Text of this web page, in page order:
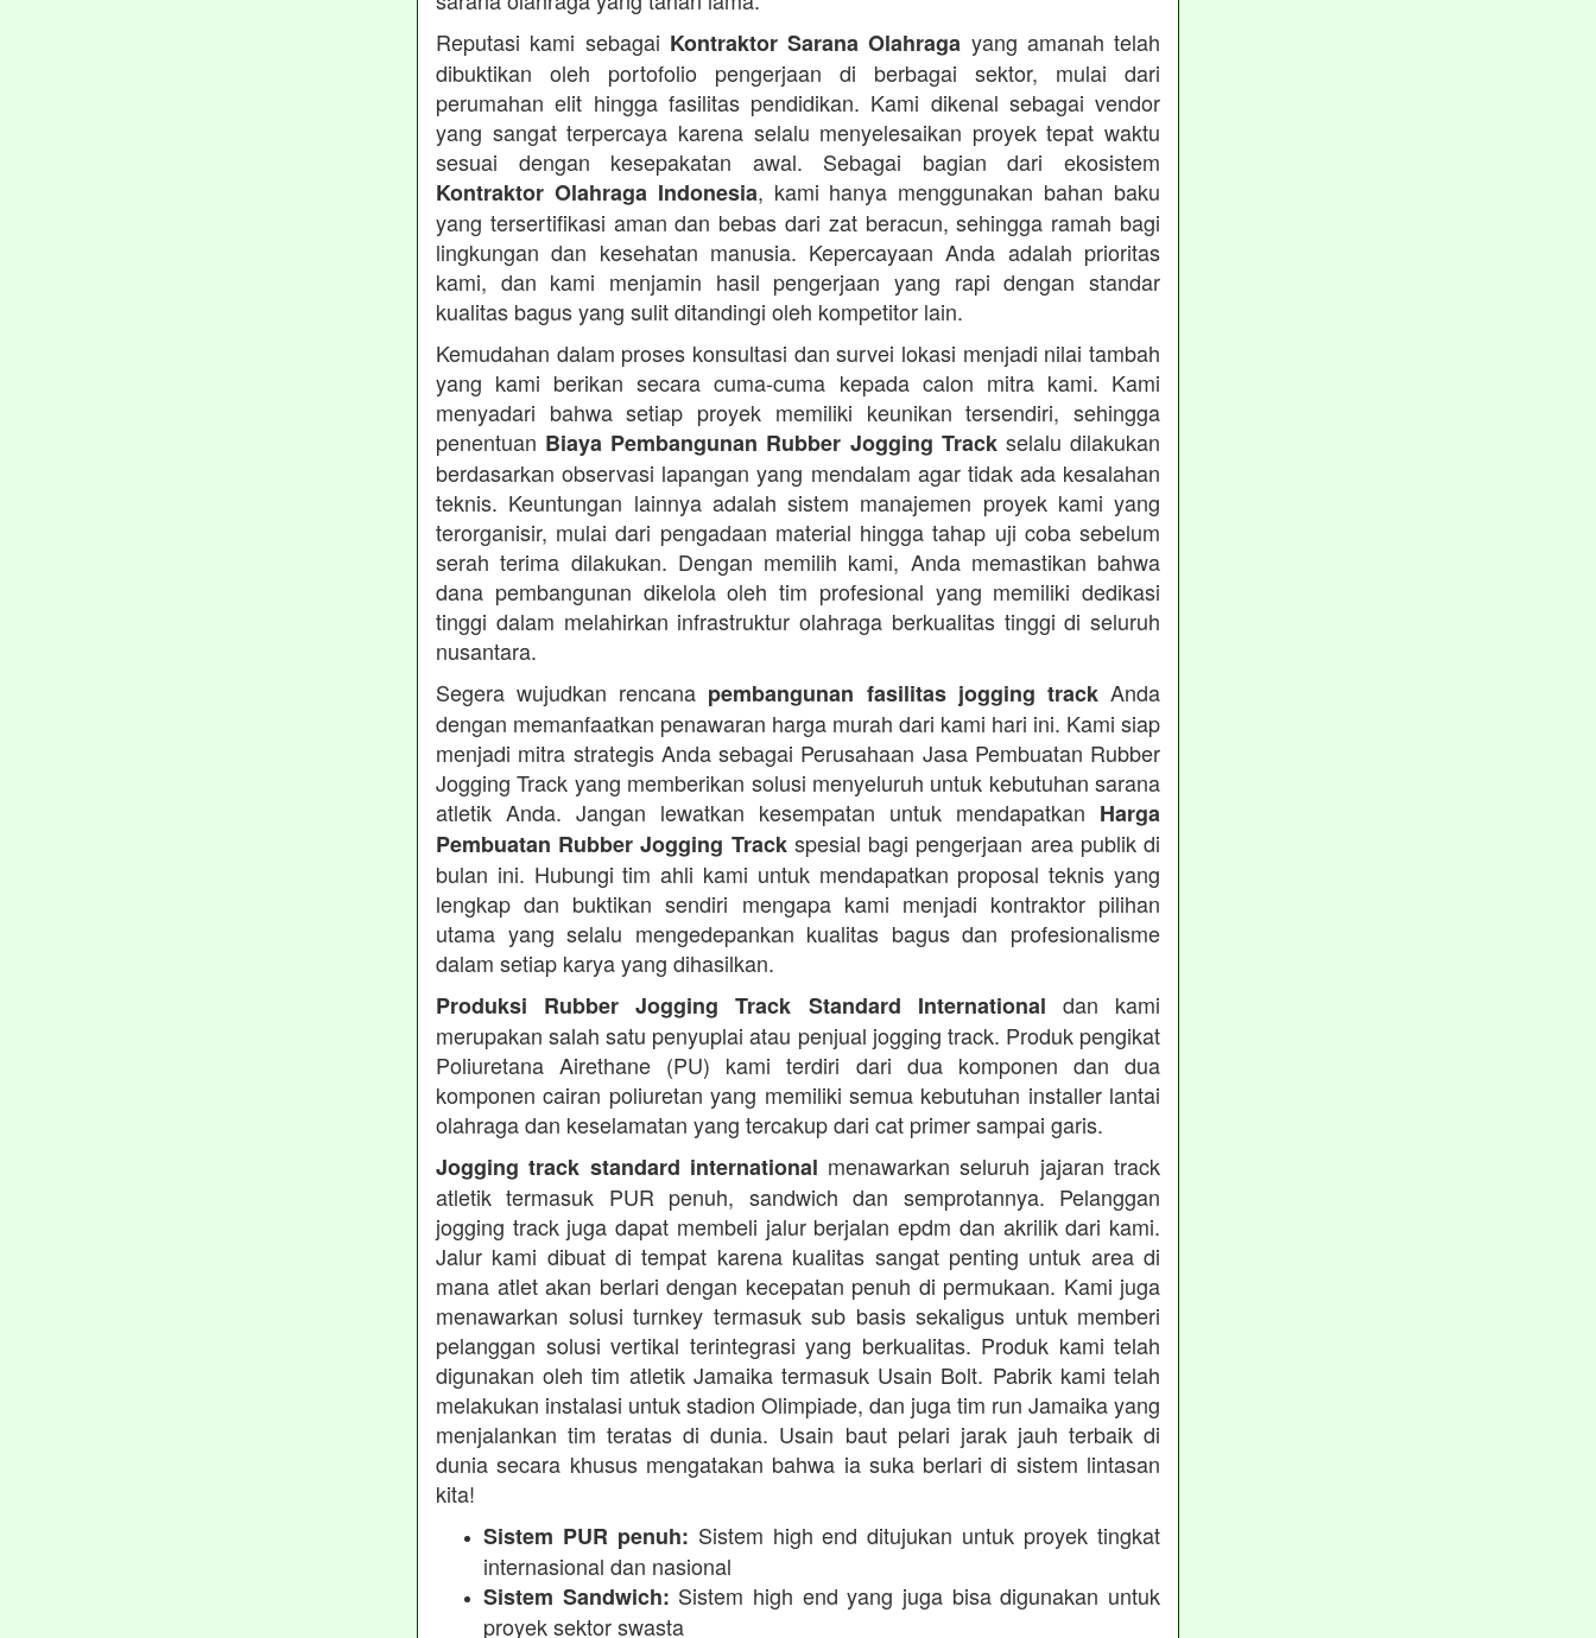
Reputasi kami sebagai Kontraktor Sarana Olahraga yang amanah telah
dibuktikan oleh portofolio pengerjaan di berbagai sektor, mulai dari
perumahan elit hingga fasilitas pendidikan. Kami dikenal sebagai vendor
yang sangat terpercaya karena selalu menyelesaikan proyek tepat waktu
sesuai dengan kesepakatan awal. Sebagai bagian dari ekosistem
Kontraktor Olahraga Indonesia, kami hanya menggunakan bahan baku
yang tersertifikasi aman dan bebas dari zat beracun, sehingga ramah bagi
lingkungan dan kesehatan manusia. Kepercayaan Anda adalah prioritas
kami, dan kami menjamin hasil pengerjaan yang rapi dengan standar
kualitas bagus yang sulit ditandingi oleh kompetitor lain.
Kemudahan dalam proses konsultasi dan survei lokasi menjadi nilai tambah
yang kami berikan secara cuma-cuma kepada calon mitra kami. Kami
menyadari bahwa setiap proyek memiliki keunikan tersendiri, sehingga
penentuan Biaya Pembangunan Rubber Jogging Trackselalu dilakukan
berdasarkan observasi lapangan yang mendalam agar tidak ada kesalahan
teknis. Keuntungan lainnya adalah sistem manajemen proyek kami yang
terorganisir, mulai dari pengadaan material hingga tahap uji coba sebelum
serah terima dilakukan. Dengan memilih kami, Anda memastikan bahwa
dana pembangunan dikelola oleh tim profesional yang memiliki dedikasi
tinggi dalam melahirkan infrastruktur olahraga berkualitas tinggi di seluruh
nusantara.
Segera wujudkan rencana pembangunan fasilitas jogging trackAnda
dengan memanfaatkan penawaran harga murah dari kami hari ini. Kami siap
menjadi mitra strategis Anda sebagai Perusahaan Jasa Pembuatan Rubber
Jogging Track yang memberikan solusi menyeluruh untuk kebutuhan sarana
atletik Anda. Jangan lewatkan kesempatan untuk mendapatkan Harga
Pembuatan Rubber Jogging Trackspesial bagi pengerjaan area publik di
bulan ini. Hubungi tim ahli kami untuk mendapatkan proposal teknis yang
lengkap dan buktikan sendiri mengapa kami menjadi kontraktor pilihan
utama yang selalu mengedepankan kualitas bagus dan profesionalisme
dalam setiap karya yang dihasilkan.
Produksi Rubber Jogging Track Standard International dan kami
merupakan salah satu penyuplai atau penjual jogging track. Produk pengikat
Poliuretana Airethane (PU) kami terdiri dari dua komponen dan dua
komponen cairan poliuretan yang memiliki semua kebutuhan installer lantai
olahraga dan keselamatan yang tercakup dari cat primer sampai garis.
Jogging track standard international menawarkan seluruh jajaran track
atletik termasuk PUR penuh, sandwich dan semprotannya. Pelanggan
jogging track juga dapat membeli jalur berjalan epdm dan akrilik dari kami.
Jalur kami dibuat di tempat karena kualitas sangat penting untuk area di
mana atlet akan berlari dengan kecepatan penuh di permukaan. Kami juga
menawarkan solusi turnkey termasuk sub basis sekaligus untuk memberi
pelanggan solusi vertikal terintegrasi yang berkualitas. Produk kami telah
digunakan oleh tim atletik Jamaika termasuk Usain Bolt. Pabrik kami telah
melakukan instalasi untuk stadion Olimpiade, dan juga tim run Jamaika yang
menjalankan tim teratas di dunia. Usain baut pelari jarak jauh terbaik di
dunia secara khusus mengatakan bahwa ia suka berlari di sistem lintasan
kita!
Sistem PUR penuh: Sistem high end ditujukan untuk proyek tingkat
internasional dan nasional
Sistem Sandwich: Sistem high end yang juga bisa digunakan untuk
proyek sektor swasta